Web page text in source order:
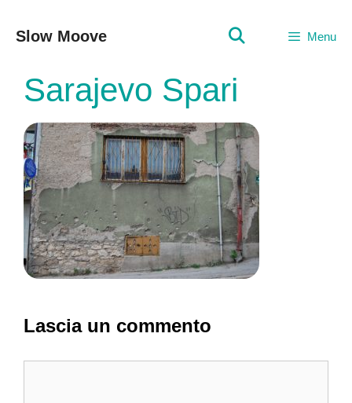
Slow Moove Menu
Sarajevo Spari
Lascia un commento